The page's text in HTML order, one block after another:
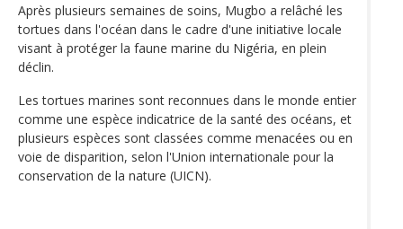
Après plusieurs semaines de soins, Mugbo a relâché les
tortues dans l'océan dans le cadre d'une initiative locale
visant à protéger la faune marine du Nigéria, en plein
déclin.
Les tortues marines sont reconnues dans le monde entier
comme une espèce indicatrice de la santé des océans, et
plusieurs espèces sont classées comme menacées ou en
voie de disparition, selon l'Union internationale pour la
conservation de la nature (UICN).